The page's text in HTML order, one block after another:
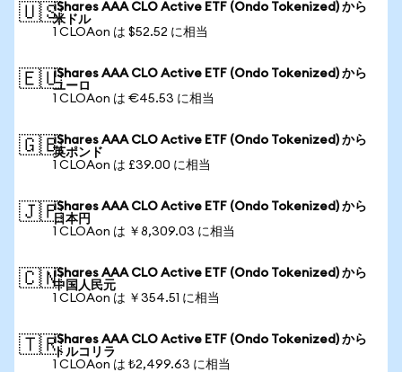
🇺🇸iShares AAA CLO Active ETF (Ondo Tokenized) から
米ドル
1 CLOAon は $52.52 に相当
🇪🇺iShares AAA CLO Active ETF (Ondo Tokenized) から
ユーロ
1 CLOAon は €45.53 に相当
🇬🇧iShares AAA CLO Active ETF (Ondo Tokenized) から
英ポンド
1 CLOAon は £39.00 に相当
🇯🇵iShares AAA CLO Active ETF (Ondo Tokenized) から
日本円
1 CLOAon は ￥8,309.03 に相当
🇨🇳iShares AAA CLO Active ETF (Ondo Tokenized) から
中国人民元
1 CLOAon は ￥354.51 に相当
🇹🇷iShares AAA CLO Active ETF (Ondo Tokenized) から
トルコリラ
1 CLOAon は ₺2,499.63 に相当